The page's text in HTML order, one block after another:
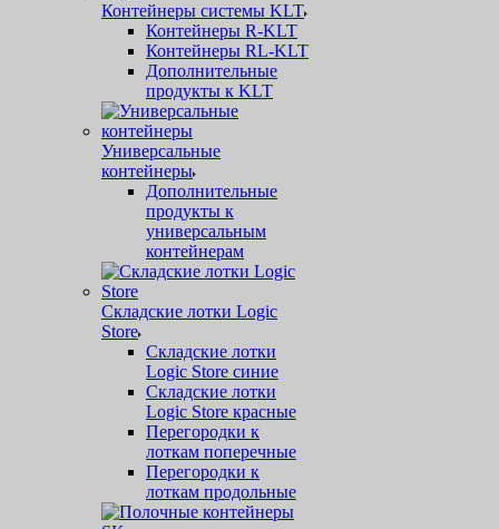
Контейнеры системы KLT
Контейнеры R-KLT
Контейнеры RL-KLT
Дополнительные
продукты к KLT
Универсальные
контейнеры
Дополнительные
продукты к
универсальным
контейнерам
Складские лотки Logic
Store
Складские лотки
Logic Store синие
Складские лотки
Logic Store красные
Перегородки к
лоткам поперечные
Перегородки к
лоткам продольные